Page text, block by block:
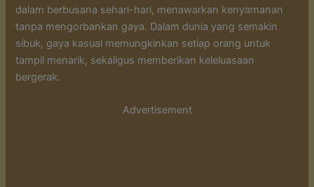
dalam berbusana sehari-hari, menawarkan kenyamanan
tanpa mengorbankan gaya. Dalam dunia yang semakin
sibuk, gaya kasual memungkinkan setiap orang untuk
tampil menarik, sekaligus memberikan keleluasaan
bergerak.
Advertisement